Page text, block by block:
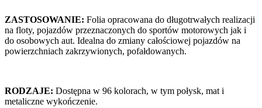
ZASTOSOWANIE: Folia opracowana do długotrwałych realizacji
na floty, pojazdów przeznaczonych do sportów motorowych jak i
do osobowych aut. Idealna do zmiany całościowej pojazdów na
powierzchniach zakrzywionych, pofałdowanych.
RODZAJE: Dostępna w 96 kolorach, w tym połysk, mat i
metaliczne wykończenie.